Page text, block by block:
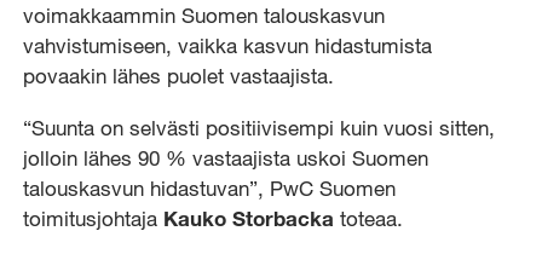
voimakkaammin Suomen talouskasvun
vahvistumiseen, vaikka kasvun hidastumista
povaakin lähes puolet vastaajista.
“Suunta on selvästi positiivisempi kuin vuosi sitten,
jolloin lähes 90 % vastaajista uskoi Suomen
talouskasvun hidastuvan”, PwC Suomen
toimitusjohtaja Kauko Storbacka toteaa.